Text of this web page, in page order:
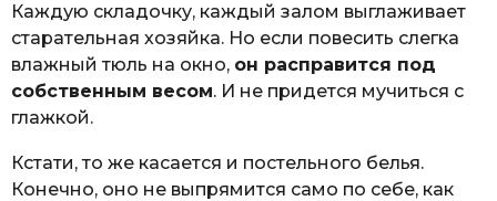
Каждую складочку, каждый залом выглаживает
старательная хозяйка. Но если повесить слегка
влажный тюль на окно, он расправится под
собственным весом. И не придется мучиться с
глажкой.
Кстати, то же касается и постельного белья.
Конечно, оно не выпрямится само по себе, как